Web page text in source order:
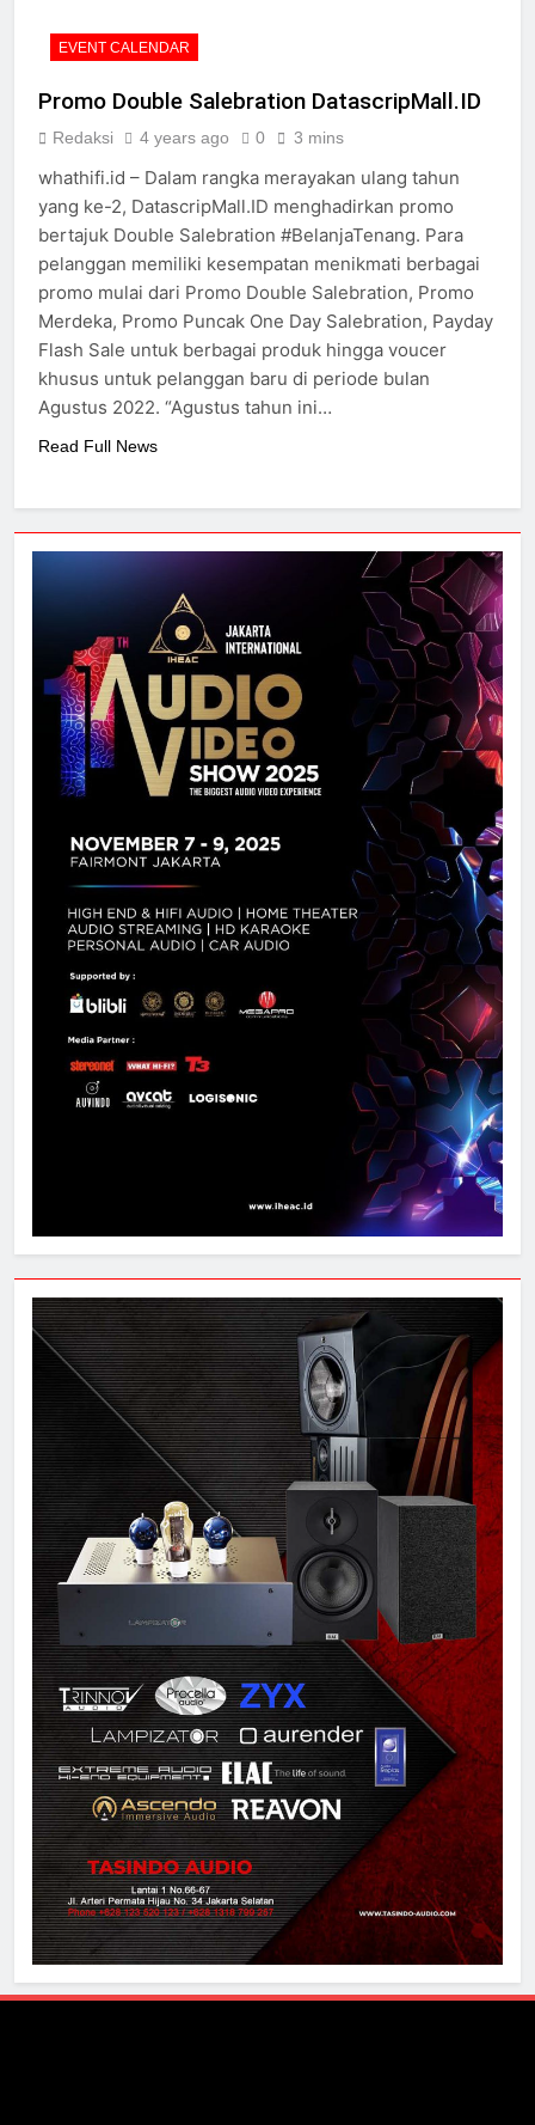
EVENT CALENDAR
Promo Double Salebration DatascripMall.ID
Redaksi 4 years ago 0 3 mins
whathifi.id – Dalam rangka merayakan ulang tahun
yang ke-2, DatascripMall.ID menghadirkan promo
bertajuk Double Salebration #BelanjaTenang. Para
pelanggan memiliki kesempatan menikmati berbagai
promo mulai dari Promo Double Salebration, Promo
Merdeka, Promo Puncak One Day Salebration, Payday
Flash Sale untuk berbagai produk hingga voucer
khusus untuk pelanggan baru di periode bulan
Agustus 2022. “Agustus tahun ini…
Read Full News